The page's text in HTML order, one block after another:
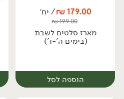
179.00
₪/ יח׳
199.00
₪
מארז סלטים לשבת
(בימים ה'-ו')
הוספה לסל